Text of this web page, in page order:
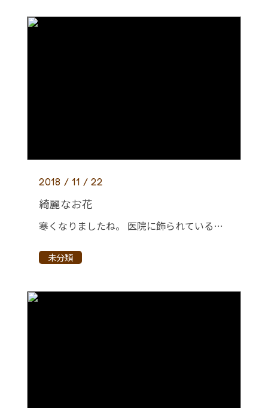
2018 / 11 / 22
綺麗なお花
寒くなりましたね。 医院に飾られているお花も色鮮やかな冬のお花に変わっています。 治療の際は、前に飾られたお花に癒されて下さい(*^-^*)
未分類